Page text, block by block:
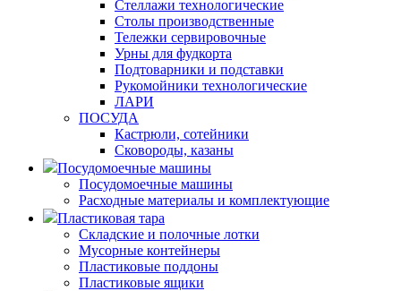
Стеллажи технологические
Столы производственные
Тележки сервировочные
Урны для фудкорта
Подтоварники и подставки
Рукомойники технологические
ЛАРИ
ПОСУДА
Кастрюли, сотейники
Сковороды, казаны
Посудомоечные машины
Посудомоечные машины
Расходные материалы и комплектующие
Пластиковая тара
Складские и полочные лотки
Мусорные контейнеры
Пластиковые поддоны
Пластиковые ящики